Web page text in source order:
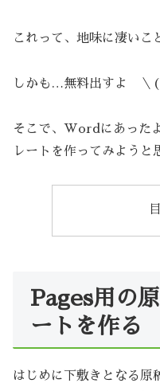
これって、地味に凄いこ
しかも…無料出すよ ＼
そこで、Wordにあった
レートを作ってみようと
Pages用の
ートを作る
はじめに下敷きとなる